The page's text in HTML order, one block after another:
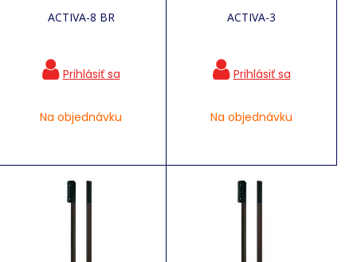
ACTIVA-8 BR
Na objednávku
ACTIVA-3
Na objednávku